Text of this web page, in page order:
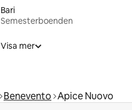
Bari
Semesterboenden
Visa mer
Benevento Apice Nuovo